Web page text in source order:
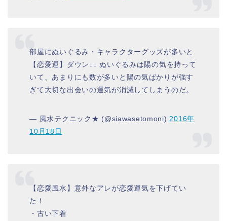
部屋にぬいぐるみ・キャラクターグッズが多いと
【恋愛運】ダウン↓↓ ぬいぐるみは陽の気を持って
いて、あまりにも数が多いと陽の気ばかりが強す
ぎて大切な出会いの運気が消滅してしまうのだ。
— 風水テクニック★ (@siawasetomoni) 2016年
10月18日
【恋愛風水】意外なアレが恋愛運気を下げてい
た！
・古い下着